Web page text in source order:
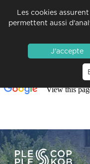
Les cookies
permettent aussi
J'accepte